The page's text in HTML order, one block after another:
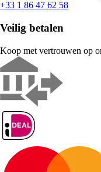
+33 1 86 47 62 58
Veilig betalen
Koop met vertrouwen op